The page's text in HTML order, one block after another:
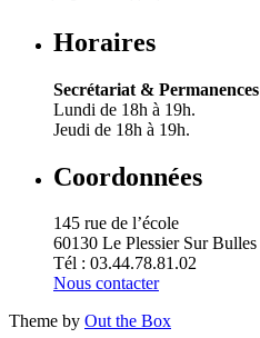
Horaires
Secrétariat & Permanences
Lundi de 18h à 19h.
Jeudi de 18h à 19h.
Coordonnées
145 rue de l’école
60130 Le Plessier Sur Bulles
Tél : 03.44.78.81.02
Nous contacter
Theme by Out the Box